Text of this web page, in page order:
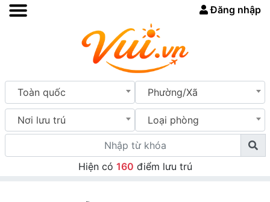
Đăng nhập
Toàn quốc Phường/Xã
Nơi lưu trú Loại phòng
Hiện có 160 điểm lưu trú